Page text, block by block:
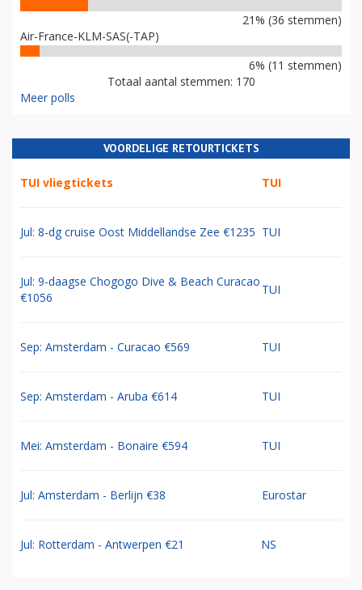
21% (36 stemmen)
Air-France-KLM-SAS(-TAP)
6% (11 stemmen)
Totaal aantal stemmen: 170
Meer polls
VOORDELIGE RETOURTICKETS
TUI vliegtickets TUI
Jul: 8-dg cruise Oost Middellandse Zee €1235 TUI
Jul: 9-daagse Chogogo Dive & Beach Curacao
€1056
TUI
Sep: Amsterdam - Curacao €569 TUI
Sep: Amsterdam - Aruba €614 TUI
Mei: Amsterdam - Bonaire €594 TUI
Jul: Amsterdam - Berlijn €38 Eurostar
Jul: Rotterdam - Antwerpen €21 NS